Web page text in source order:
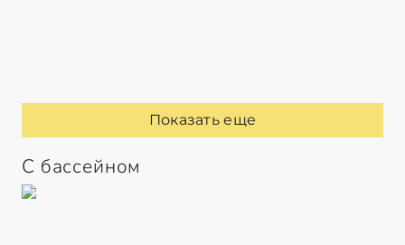
Показать еще
С бассейном